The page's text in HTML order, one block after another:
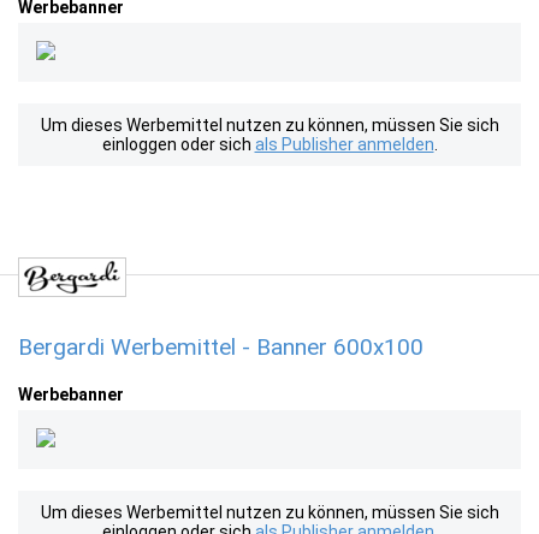
Werbebanner
Um dieses Werbemittel nutzen zu können, müssen Sie sich
einloggen oder sich als Publisher anmelden
Bergardi Werbemittel - Banner 600x100
Werbebanner
Um dieses Werbemittel nutzen zu können, müssen Sie sich